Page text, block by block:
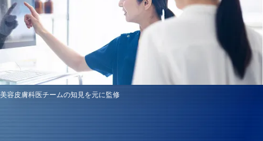
美容皮膚科医チームの知見を元に監修